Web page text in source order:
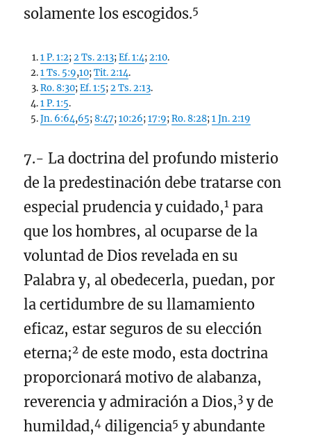
solamente los escogidos.5
1 P. 1:2;2 Ts. 2:13;Ef. 1:4;2:10.
1 Ts. 5:9,10;Tit. 2:14.
Ro. 8:30;Ef. 1:5;2 Ts. 2:13.
1 P. 1:5.
Jn. 6:64,65;8:47;10:26;17:9;Ro. 8:28;1 Jn. 2:19
7.- La doctrina del profundo misterio
de la predestinación debe tratarse con
especial prudencia y cuidado,1 para
que los hombres, al ocuparse de la
voluntad de Dios revelada en su
Palabra y, al obedecerla, puedan, por
la certidumbre de su llamamiento
eficaz, estar seguros de su elección
eterna;2 de este modo, esta doctrina
proporcionará motivo de alabanza,
reverencia y admiración a Dios,3 y de
humildad,4 diligencia5 y abundante